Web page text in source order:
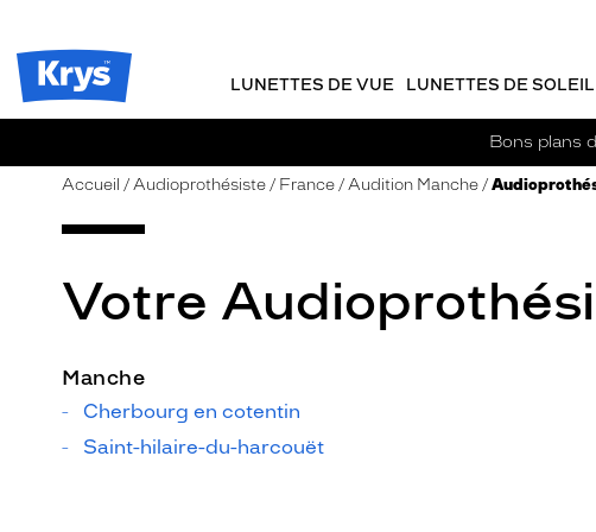
Opticien
Krys
LUNETTES DE VUE LUNETTES DE SOLEIL
Bons plans
Accueil Audioprothésiste France Audition Manche
Votre
Manche
Cherbourg en cotentin
Saint-hilaire-du-harcouët